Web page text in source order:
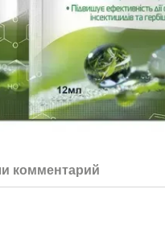
комментарий